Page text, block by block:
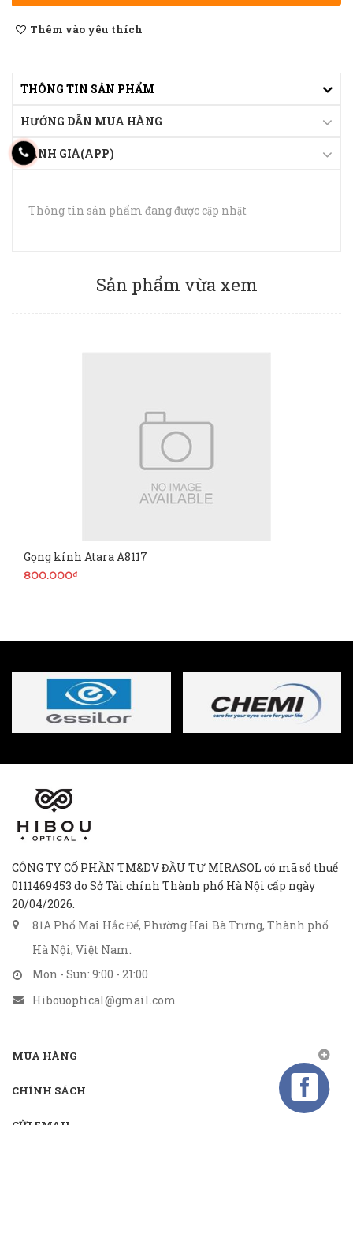
Thêm vào yêu thích
THÔNG TIN SẢN PHẨM
HƯỚNG DẪN MUA HÀNG
ĐÁNH GIÁ(APP)
Thông tin sản phẩm đang được cập nhật
Sản phẩm vừa xem
Gọng kính Atara A8117
800.000₫
CÔNG TY CỔ PHẦN TM&DV ĐẦU TƯ MIRASOL có mã số thuế
0111469453 do Sở Tài chính Thành phố Hà Nội cấp ngày
20/04/2026.
81A Phố Mai Hắc Đế, Phường Hai Bà Trưng, Thành phố
Hà Nội, Việt Nam.
Mon - Sun: 9:00 - 21:00
Hibouoptical@gmail.com
MUA HÀNG
CHÍNH SÁCH
GỬI EMAIL